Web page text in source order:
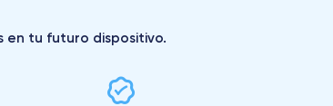
en tu futuro dispositivo.